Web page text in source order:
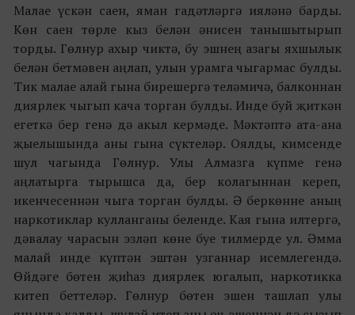
Малае үскән саен, яман гадәтләргә ияләнә барды.
Көн саен төрле кыз белән әнисен танышытырып
торды. Гөлнур ахыр чиктә, бу эшнең азагы яхшылык
белән бетмәвен аңлап, улын урамга чыгармас булды.
Тик малае алай гына бирешергә теләмичә, балконнан
диярлек чыгып кача торган булды. Инде буй җиткән
егеткә бер генә дә акыл кермәде. Мәктәптә ата-ана
җыелышында аны гына сүктеләр. Оялды, кимсенде
шул чагында Гөлнур. Улы Алмазга күпме генә
аңлатырга тырышса да, бер колагыннан кереп,
икенчесеннән чыга торган булды. Ә беркөнне аның
наркотиклар кулланганы беленде. Кая гына илтергә,
дәвалау чарасын эзләп көне буе тилмерде ул. Әмма
малай инде күптән эштән узганнар исемлегендә.
Өйдәге бөтен җиһаз диярлек югалып, наркотикка
китеп беттеләр. Гөлнур бөтен эшен ташлап улы